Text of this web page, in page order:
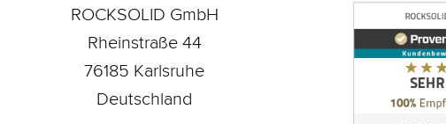
ROCKSOLID GmbH
Rheinstraße 44
76185 Karlsruhe
Deutschland